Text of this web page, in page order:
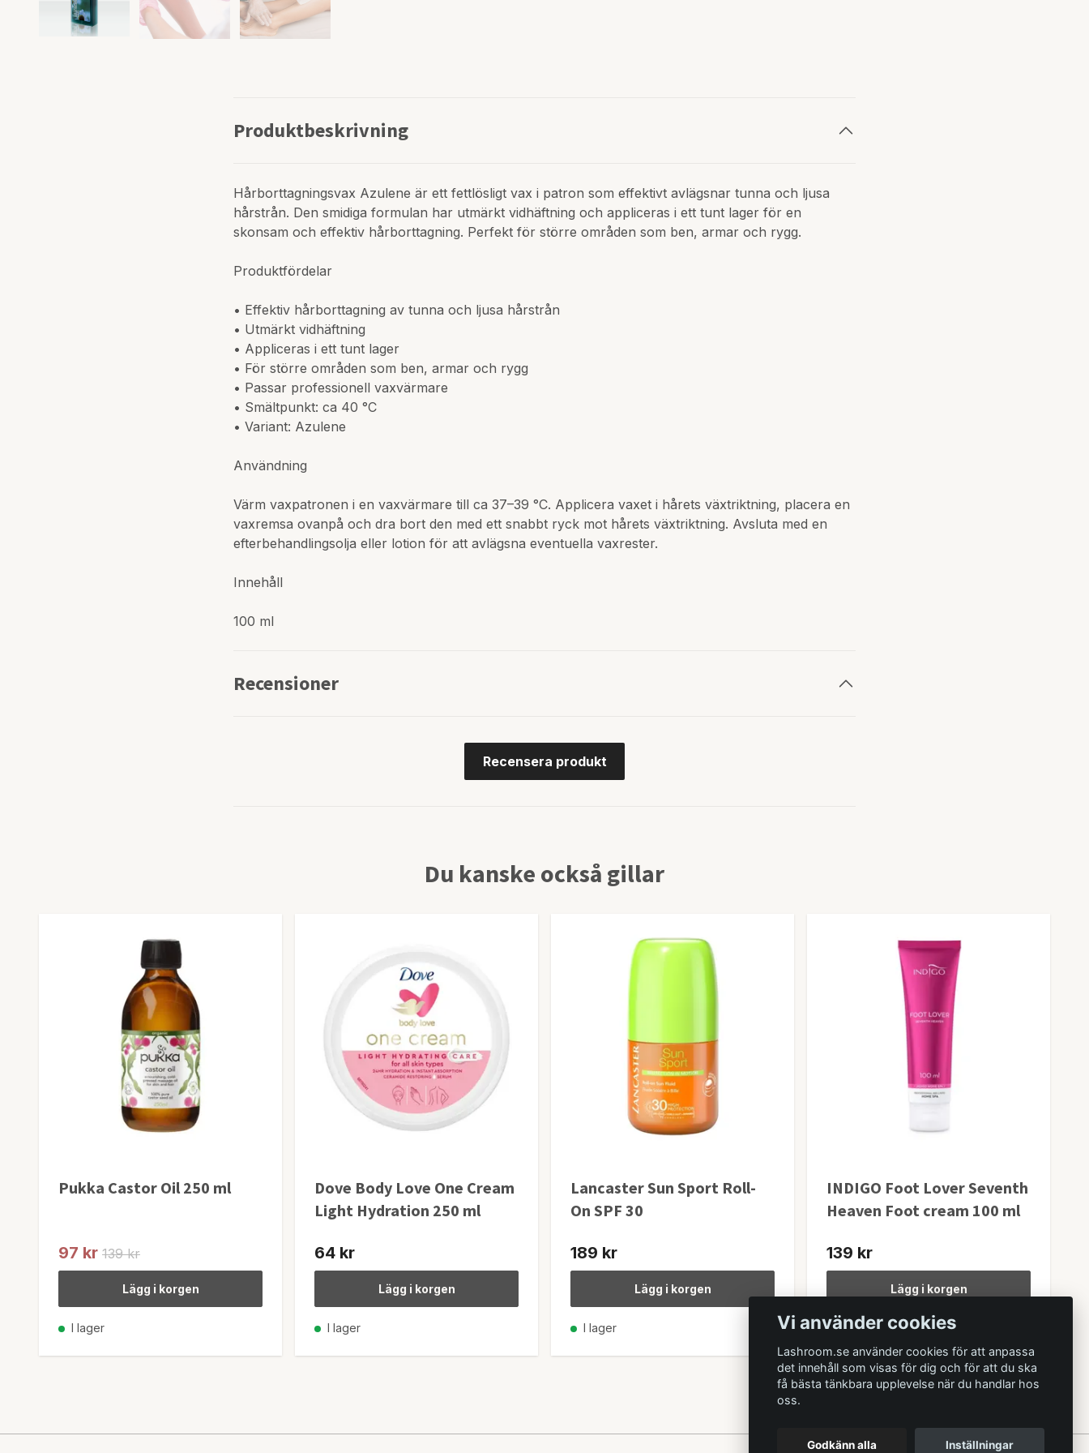
Produktbeskrivning
Hårborttagningsvax Azulene är ett fettlösligt vax i patron som effektivt avlägsnar tunna och ljusa
hårstrån. Den smidiga formulan har utmärkt vidhäftning och appliceras i ett tunt lager för en
skonsam och effektiv hårborttagning. Perfekt för större områden som ben, armar och rygg.
Produktfördelar
• Effektiv hårborttagning av tunna och ljusa hårstrån
• Utmärkt vidhäftning
• Appliceras i ett tunt lager
• För större områden som ben, armar och rygg
• Passar professionell vaxvärmare
• Smältpunkt: ca 40 °C
• Variant: Azulene
Användning
Värm vaxpatronen i en vaxvärmare till ca 37–39 °C. Applicera vaxet i hårets växtriktning, placera en
vaxremsa ovanpå och dra bort den med ett snabbt ryck mot hårets växtriktning. Avsluta med en
efterbehandlingsolja eller lotion för att avlägsna eventuella vaxrester.
Innehåll
100 ml
Recensioner
Recensera produkt
Du kanske också gillar
Pukka Castor Oil 250 ml
97 kr 139 kr
Lägg i korgen
I lager
Dove Body Love One Cream
Light Hydration 250 ml
64 kr
Lägg i korgen
I lager
Lancaster Sun Sport Roll-
On SPF 30
189 kr
Lägg i korgen
I lager
INDIGO Foot Lover Seventh
Heaven Foot cream 100 ml
139 kr
Lägg i korgen
I lager
Vi använder cookies
Lashroom.se använder cookies för att anpassa
det innehåll som visas för dig och för att du ska
få bästa tänkbara upplevelse när du handlar hos
oss.
Godkänn alla Inställningar